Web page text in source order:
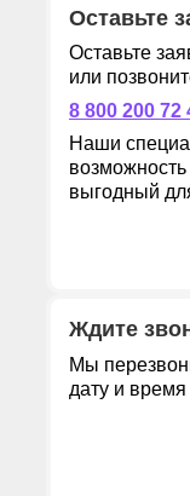
Оставьте
Оставьте
или
8 800 200 72
Наши
выгодный
Ждите
Мы
дату и